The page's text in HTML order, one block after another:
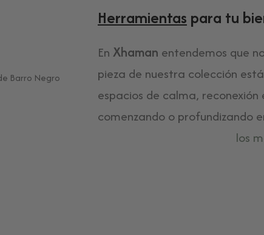
Herramientas para tu
En Xhaman entendemos que
pieza de nuestra colección
espacios de calma,
comenzando o profundizando
los